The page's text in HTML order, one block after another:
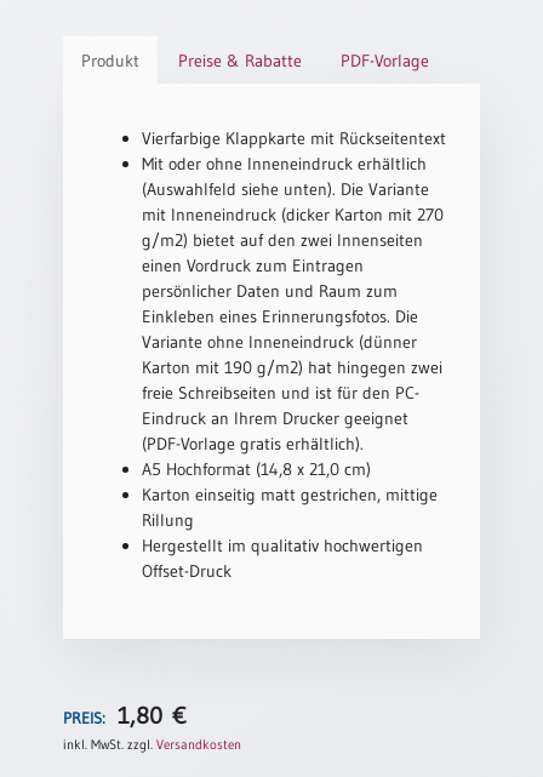
Abendmahlszulassung
Kirchen(wieder)eintritt
Neuerscheinungen
Hefte
Produkt Preise & Rabatte PDF-Vorlage
Vierfarbige Klappkarte mit Rückseitentext
Mit oder ohne Inneneindruck erhältlich
(Auswahlfeld siehe unten). Die Variante
mit Inneneindruck (dicker Karton mit 270
g/m2) bietet auf den zwei Innenseiten
einen Vordruck zum Eintragen
persönlicher Daten und Raum zum
Einkleben eines Erinnerungsfotos. Die
Variante ohne Inneneindruck (dünner
Karton mit 190 g/m2) hat hingegen zwei
freie Schreibseiten und ist für den PC-
Eindruck an Ihrem Drucker geeignet
(PDF-Vorlage gratis erhältlich).
A5 Hochformat (14,8 x 21,0 cm)
Karton einseitig matt gestrichen, mittige
Rillung
Hergestellt im qualitativ hochwertigen
Offset-Druck
PREIS: 1,80€
inkl. MwSt. zzgl.Versandkosten